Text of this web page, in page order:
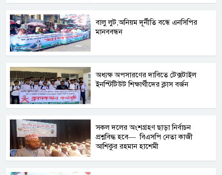
বালু লুট,অনিয়ম দূর্নীতি বন্ধে এনসিপির
মানববন্ধন
অধ্যক্ষ অপসারণের দাবিতে টেক্সটাইল
ইনস্টিটিউট শিক্ষার্থীদের ক্লাস বর্জন
সকল দলের অংশগ্রহণ ছাড়া নির্বাচন
প্রশ্নবিদ্ধ হবে— বিএসপি নেতা কাজী
আশিকুর রহমান হাশেমী